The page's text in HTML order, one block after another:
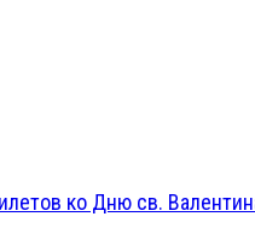
ко Дню св.